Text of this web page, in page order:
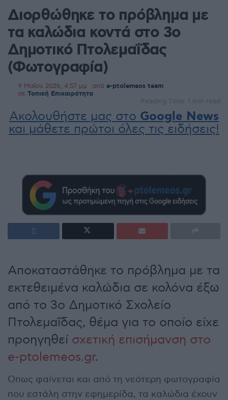
Διορθώθηκε το πρόβλημα με
τα καλώδια κοντά στο 3ο
Δημοτικό Πτολεμαΐδας
(Φωτογραφία)
9 Μαΐου 2026, 4:57 μμ από e-ptolemeos team
σε Τοπική Επικαιρότητα
Reading Time: 1 min read
Ακολουθήστε μας στο Google News
και μάθετε πρώτοι όλες τις ειδήσεις!
Αποκαταστάθηκε το πρόβλημα με τα
εκτεθειμένα καλώδια σε κολόνα έξω
από το 3ο Δημοτικό Σχολείο
Πτολεμαΐδας, θέμα για το οποίο είχε
προηγηθεί σχετική επισήμανση στο
e-ptolemeos.gr.
Όπως φαίνεται και από τη νεότερη φωτογραφία
που εστάλη στην εφημερίδα, τα καλώδια έχουν